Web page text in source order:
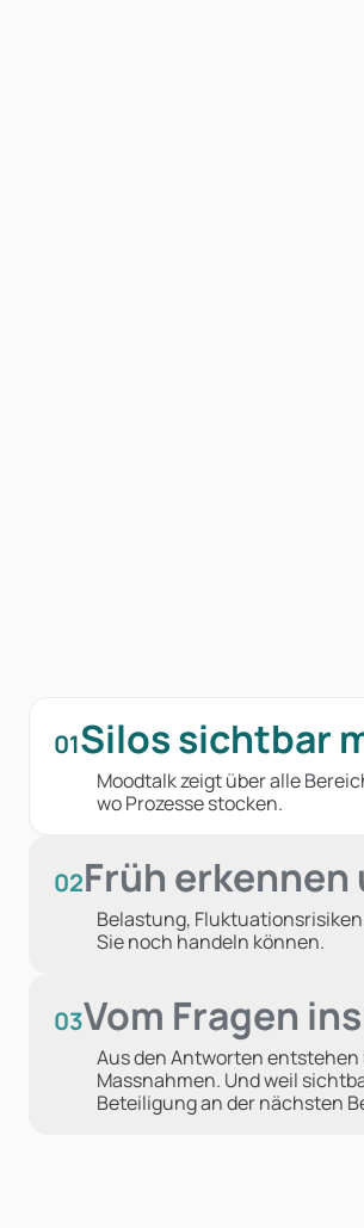
01Silos sichtbar
Moodtalk zeigt über alle
wo Prozesse stocken.
02Früh
Belastung,
Sie noch handeln können.
03Vom Fragen
Aus den Antworten
Massnahmen. Und weil
Beteiligung an der nächsten